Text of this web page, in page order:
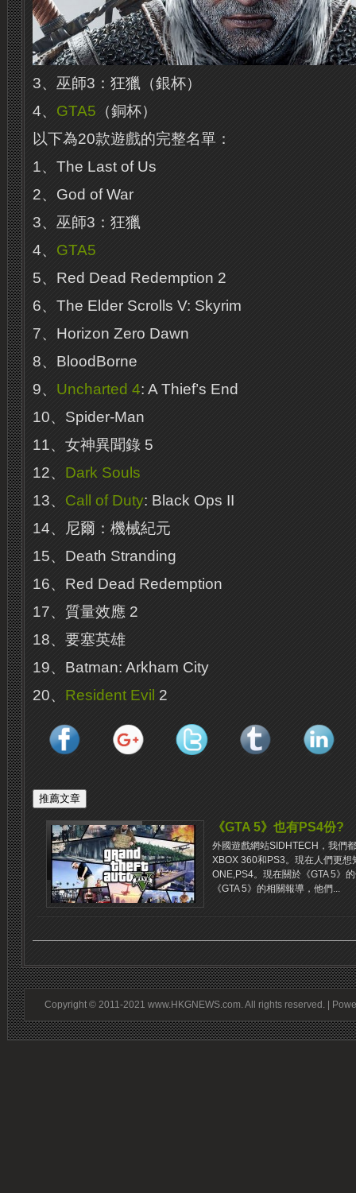
3、巫師3：狂獵（銀杯）
4、 GTA5 （銅杯）
以下為20款遊戲的完整名單：
1、The Last of Us
2、God of War
3、巫師3：狂獵
4、 GTA5
5、Red Dead Redemption 2
6、The Elder Scrolls V: Skyrim
7、Horizon Zero Dawn
8、BloodBorne
9、 Uncharted 4: A Thief’s End
10、Spider-Man
11、女神異聞錄 5
12、 Dark Souls
13、 Call of Duty: Black Ops II
14、尼爾：機械紀元
15、Death Stranding
16、Red Dead Redemption
17、質量效應 2
18、要塞英雄
19、Batman: Arkham City
20、 Resident Evil 2
《GTA 5》也有PS4份?
外國遊戲網站SIDHTECH，我們
XBOX 360和PS3。現在人們更想
ONE,PS4。現在關於《GTA 5》
《GTA 5》的相關報導，他們...
Copyright © 2011-2021 www.HKGNEWS.com. All rights reserved. |